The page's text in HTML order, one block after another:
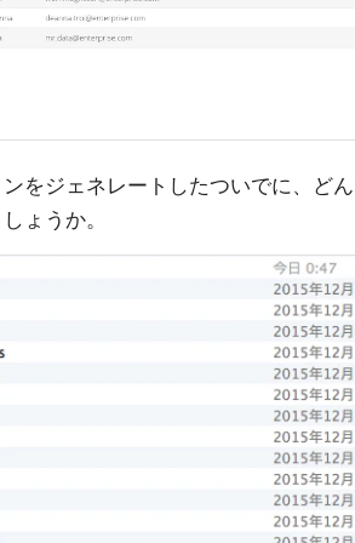
をジェネレートしたついでに、ど
ょうか。